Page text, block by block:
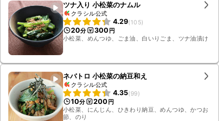
ツナ入り 小松菜のナムル
クラシル公式
4.29(105)
20分 300 円
小松菜、めんつゆ、ごま油、白いりごま、ツナ油漬け
ネバトロ 小松菜の納豆和え
クラシル公式
4.35(99)
10分 200 円
小松菜、にんじん、ひきわり納豆、めんつゆ、かつお
節、のり